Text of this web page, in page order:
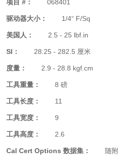
项目 #： 068401
驱动器大小： 1/4“ F/Sq
美国人： 2.5 - 25 lbf.in
SI： 28.25 - 282.5 厘米
度量： 2.9 - 28.8 kgf.cm
工具重量： 8 磅
工具长度： 11
工具宽度： 9
工具高度： 2.6
Cal Cert Options 数据集： 随